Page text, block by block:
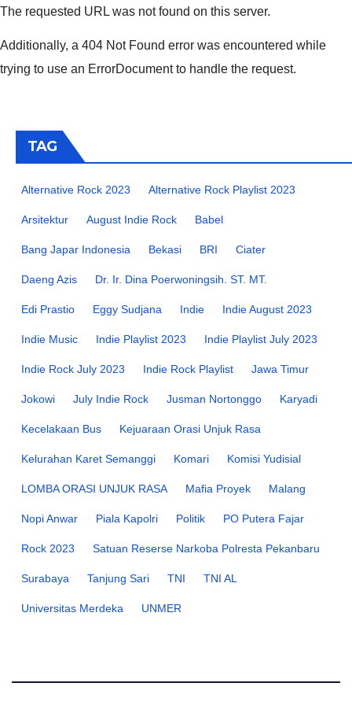
The requested URL was not found on this server.
Additionally, a 404 Not Found error was encountered while
trying to use an ErrorDocument to handle the request.
TAG
Alternative Rock 2023 Alternative Rock Playlist 2023
Arsitektur August Indie Rock Babel
Bang Japar Indonesia Bekasi BRI Ciater
Daeng Azis Dr. Ir. Dina Poerwoningsih. ST. MT.
Edi Prastio Eggy Sudjana Indie Indie August 2023
Indie Music Indie Playlist 2023 Indie Playlist July 2023
Indie Rock July 2023 Indie Rock Playlist Jawa Timur
Jokowi July Indie Rock Jusman Nortonggo Karyadi
Kecelakaan Bus Kejuaraan Orasi Unjuk Rasa
Kelurahan Karet Semanggi Komari Komisi Yudisial
LOMBA ORASI UNJUK RASA Mafia Proyek Malang
Nopi Anwar Piala Kapolri Politik PO Putera Fajar
Rock 2023 Satuan Reserse Narkoba Polresta Pekanbaru
Surabaya Tanjung Sari TNI TNI AL
Universitas Merdeka UNMER